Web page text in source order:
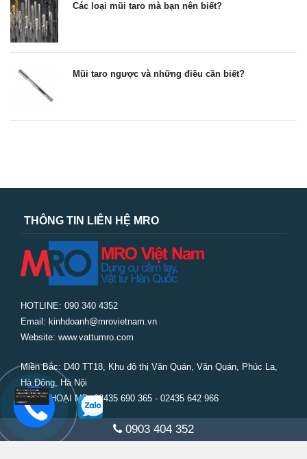
Các loại mũi taro mà bạn nên biết?
Mũi taro ngược và những điều cần biết?
THÔNG TIN LIÊN HỆ MRO
HOTLINE: 090 340 4352
Email: kinhdoanh@mrovietnam.vn
Website: www.vattumro.com
Miền Bắc: D40 TT18, Khu đô thị Văn Quán, Văn Quán, Phúc La,
Hà Đông, Hà Nội
ĐIỆN THOẠI MB: 02435 690 365 - 02435 642 966
0903 404 352